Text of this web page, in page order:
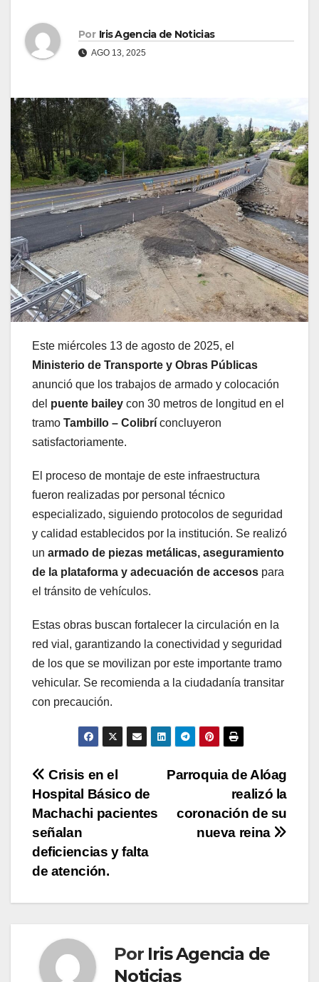
Por Iris Agencia de Noticias
AGO 13, 2025
Este miércoles 13 de agosto de 2025, el
Ministerio de Transporte y Obras Públicas
anunció que los trabajos de armado y colocación
del puente bailey con 30 metros de longitud en el
tramo Tambillo – Colibrí concluyeron
satisfactoriamente.
El proceso de montaje de este infraestructura
fueron realizadas por personal técnico
especializado, siguiendo protocolos de seguridad
y calidad establecidos por la institución. Se realizó
un armado de piezas metálicas, aseguramiento
de la plataforma y adecuación de accesos para
el tránsito de vehículos.
Estas obras buscan fortalecer la circulación en la
red vial, garantizando la conectividad y seguridad
de los que se movilizan por este importante tramo
vehicular. Se recomienda a la ciudadanía transitar
con precaución.
Navegación
de
entradas
Parroquia de Alóag
realizó la
coronación de su
nueva reina
Crisis en el
Hospital Básico de
Machachi pacientes
señalan
deficiencias y falta
de atención.
Por Iris Agencia de
Noticias